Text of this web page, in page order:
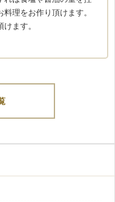
理をお作り頂けます。
ます。